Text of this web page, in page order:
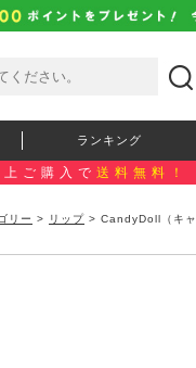
ランキング
ご購入で 送料無料！
リー > リップ > CandyDoll（キャ